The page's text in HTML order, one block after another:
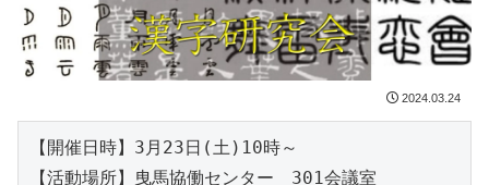
2024.03.24
【開催日時】3月23日(土)10時～
【活動場所】曳馬協働センター　301会議室